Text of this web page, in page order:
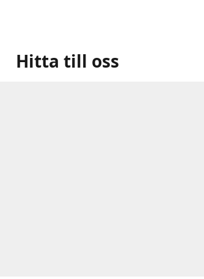
Hitta till oss